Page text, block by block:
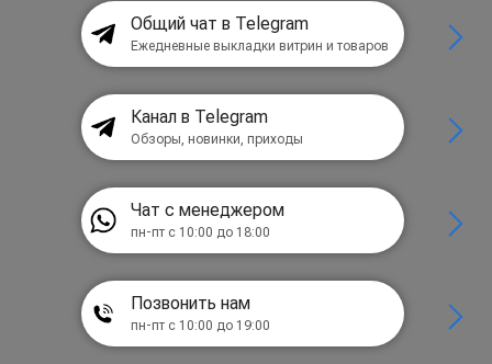
Общий чат в Telegram
Ежедневные выкладки витрин и товаров
Канал в Telegram
Обзоры, новинки, приходы
Чат с менеджером
пн-пт с 10:00 до 18:00
Позвонить нам
пн-пт с 10:00 до 19:00